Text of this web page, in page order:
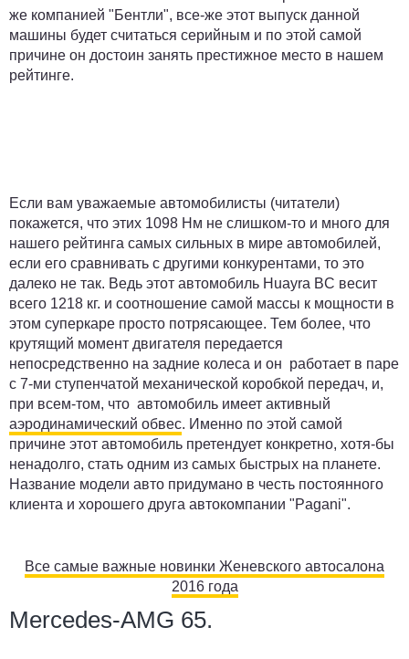
же компанией "Бентли", все-же этот выпуск данной
машины будет считаться серийным и по этой самой
причине он достоин занять престижное место в нашем
рейтинге.
Если вам уважаемые автомобилисты (читатели)
покажется, что этих 1098 Нм не слишком-то и много для
нашего рейтинга самых сильных в мире автомобилей,
если его сравнивать с другими конкурентами, то это
далеко не так. Ведь этот автомобиль Huayra BC весит
всего 1218 кг. и соотношение самой массы к мощности в
этом суперкаре просто потрясающее. Тем более, что
крутящий момент двигателя передается
непосредственно на задние колеса и он работает в паре
с 7-ми ступенчатой механической коробкой передач, и,
при всем-том, что автомобиль имеет активный
аэродинамический обвес. Именно по этой самой
причине этот автомобиль претендует конкретно, хотя-бы
ненадолго, стать одним из самых быстрых на планете.
Название модели авто придумано в честь постоянного
клиента и хорошего друга автокомпании "Pagani".
Все самые важные новинки Женевского автосалона
2016 года
Mercedes-AMG 65.